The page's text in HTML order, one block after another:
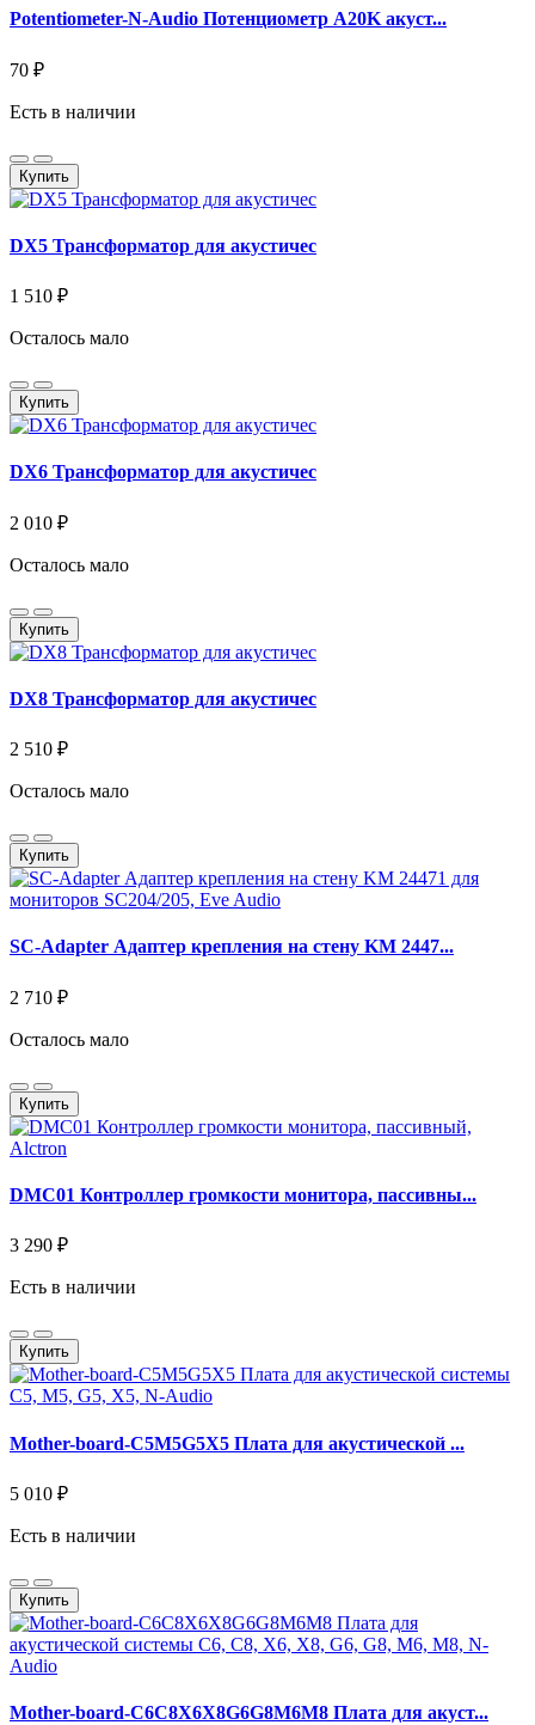
Potentiometer-N-Audio Потенциометр A20K акуст...
70 ₽
Есть в наличии
Купить
DX5 Трансформатор для акустичес
1 510 ₽
Осталось мало
Купить
DX6 Трансформатор для акустичес
2 010 ₽
Осталось мало
Купить
DX8 Трансформатор для акустичес
2 510 ₽
Осталось мало
Купить
SC-Adapter Адаптер крепления на стену KM 2447...
2 710 ₽
Осталось мало
Купить
DMC01 Контроллер громкости монитора, пассивны...
3 290 ₽
Есть в наличии
Купить
Mother-board-C5M5G5X5 Плата для акустической ...
5 010 ₽
Есть в наличии
Купить
Mother-board-C6C8X6X8G6G8M6M8 Плата для акуст...